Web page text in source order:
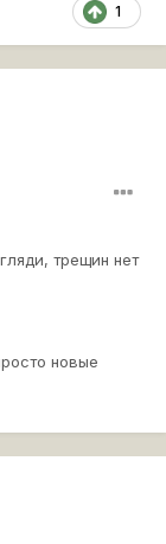
1
трещин нет
новые